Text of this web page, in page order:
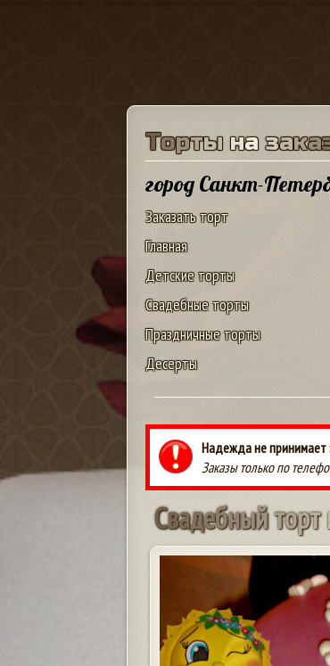
Торты на зака
город Санкт-
Заказать торт
Главная
Детские торты
Свадебные торты
Праздничные торты
Десерты
Надежда не принимает
Заказы только по
Свадебныйторт